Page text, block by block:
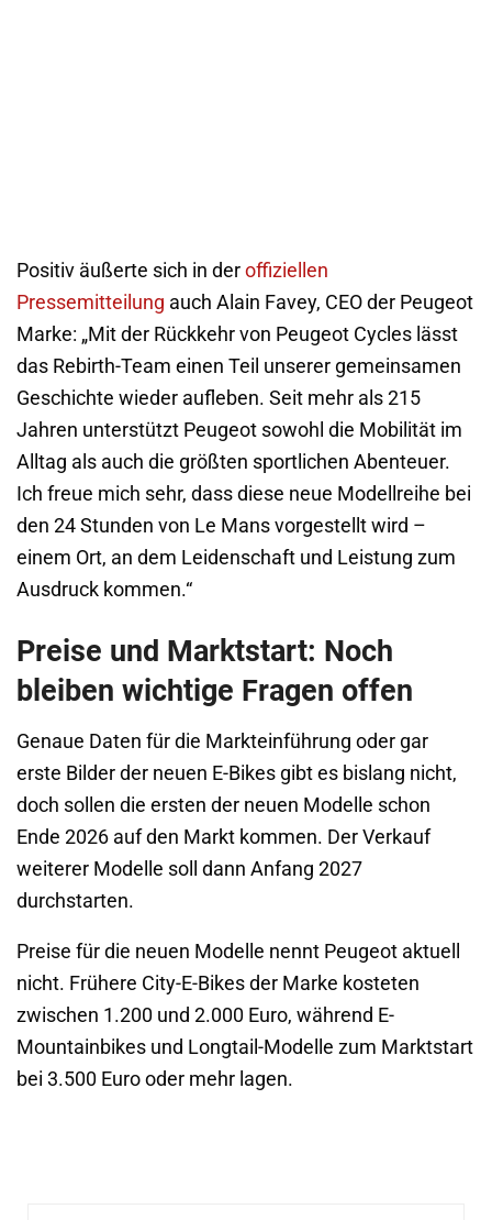
Positiv äußerte sich in der offiziellen
Pressemitteilung auch Alain Favey, CEO der Peugeot
Marke: „Mit der Rückkehr von Peugeot Cycles lässt
das Rebirth-Team einen Teil unserer gemeinsamen
Geschichte wieder aufleben. Seit mehr als 215
Jahren unterstützt Peugeot sowohl die Mobilität im
Alltag als auch die größten sportlichen Abenteuer.
Ich freue mich sehr, dass diese neue Modellreihe bei
den 24 Stunden von Le Mans vorgestellt wird –
einem Ort, an dem Leidenschaft und Leistung zum
Ausdruck kommen.“
Preise und Marktstart: Noch
bleiben wichtige Fragen offen
Genaue Daten für die Markteinführung oder gar
erste Bilder der neuen E-Bikes gibt es bislang nicht,
doch sollen die ersten der neuen Modelle schon
Ende 2026 auf den Markt kommen. Der Verkauf
weiterer Modelle soll dann Anfang 2027
durchstarten.
Preise für die neuen Modelle nennt Peugeot aktuell
nicht. Frühere City-E-Bikes der Marke kosteten
zwischen 1.200 und 2.000 Euro, während E-
Mountainbikes und Longtail-Modelle zum Marktstart
bei 3.500 Euro oder mehr lagen.